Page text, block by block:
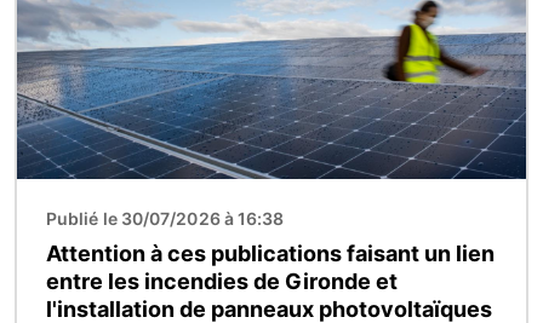
Publié le 30/07/2026 à 16:38
Attention à ces publications faisant un lien
entre les incendies de Gironde et
l'installation de panneaux photovoltaïques